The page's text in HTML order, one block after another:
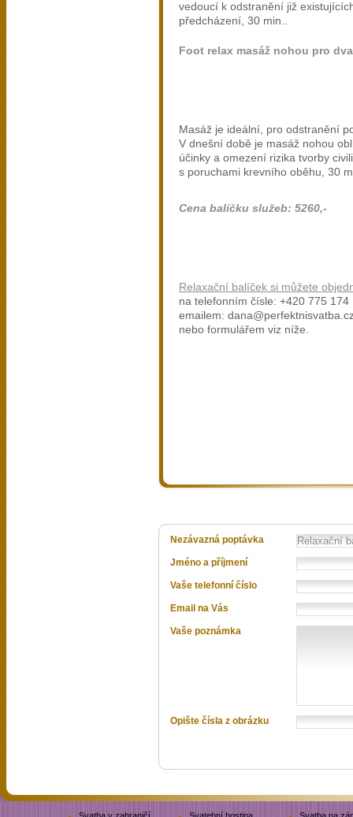
vedoucí k odstranění již
předcházení, 30 min..
Foot relax masáž nohou pro dva
Masáž je ideální, pro odstranění
V dnešní době je masáž nohou
účinky a omezení rizika tvorby
s poruchami krevního oběhu, 30
Cena balíčku služeb: 5260,-
Relaxační balíček si můžete
na telefonním čísle: +420 775 174
emailem:
nebo formulářem viz níže.
Nezávazná poptávka
Jméno a příjmení
Vaše telefonní číslo
Email na Vás
Vaše poznámka
Opište čísla z obrázku